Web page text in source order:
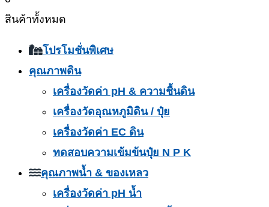
สินค้าทั้งหมด
โปรโมชั่นพิเศษ
คุณภาพดิน
เครื่องวัดค่า pH & ความชื้นดิน
เครื่องวัดอุณหภูมิดิน / ปุ๋ย
เครื่องวัดค่า EC ดิน
ทดสอบความเข้มข้นปุ๋ย N P K
คุณภาพน้ำ & ของเหลว
เครื่องวัดค่า pH น้ำ